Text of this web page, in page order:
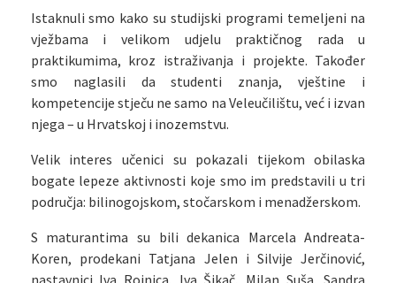
Istaknuli smo kako su studijski programi temeljeni na
vježbama i velikom udjelu praktičnog rada u
praktikumima, kroz istraživanja i projekte. Također
smo naglasili da studenti znanja, vještine i
kompetencije stječu ne samo na Veleučilištu, već i izvan
njega – u Hrvatskoj i inozemstvu.
Velik interes učenici su pokazali tijekom obilaska
bogate lepeze aktivnosti koje smo im predstavili u tri
područja: bilinogojskom, stočarskom i menadžerskom.
S maturantima su bili dekanica Marcela Andreata-
Koren, prodekani Tatjana Jelen i Silvije Jerčinović,
nastavnici Iva Rojnica, Iva Šikač, Milan Suša, Sandra